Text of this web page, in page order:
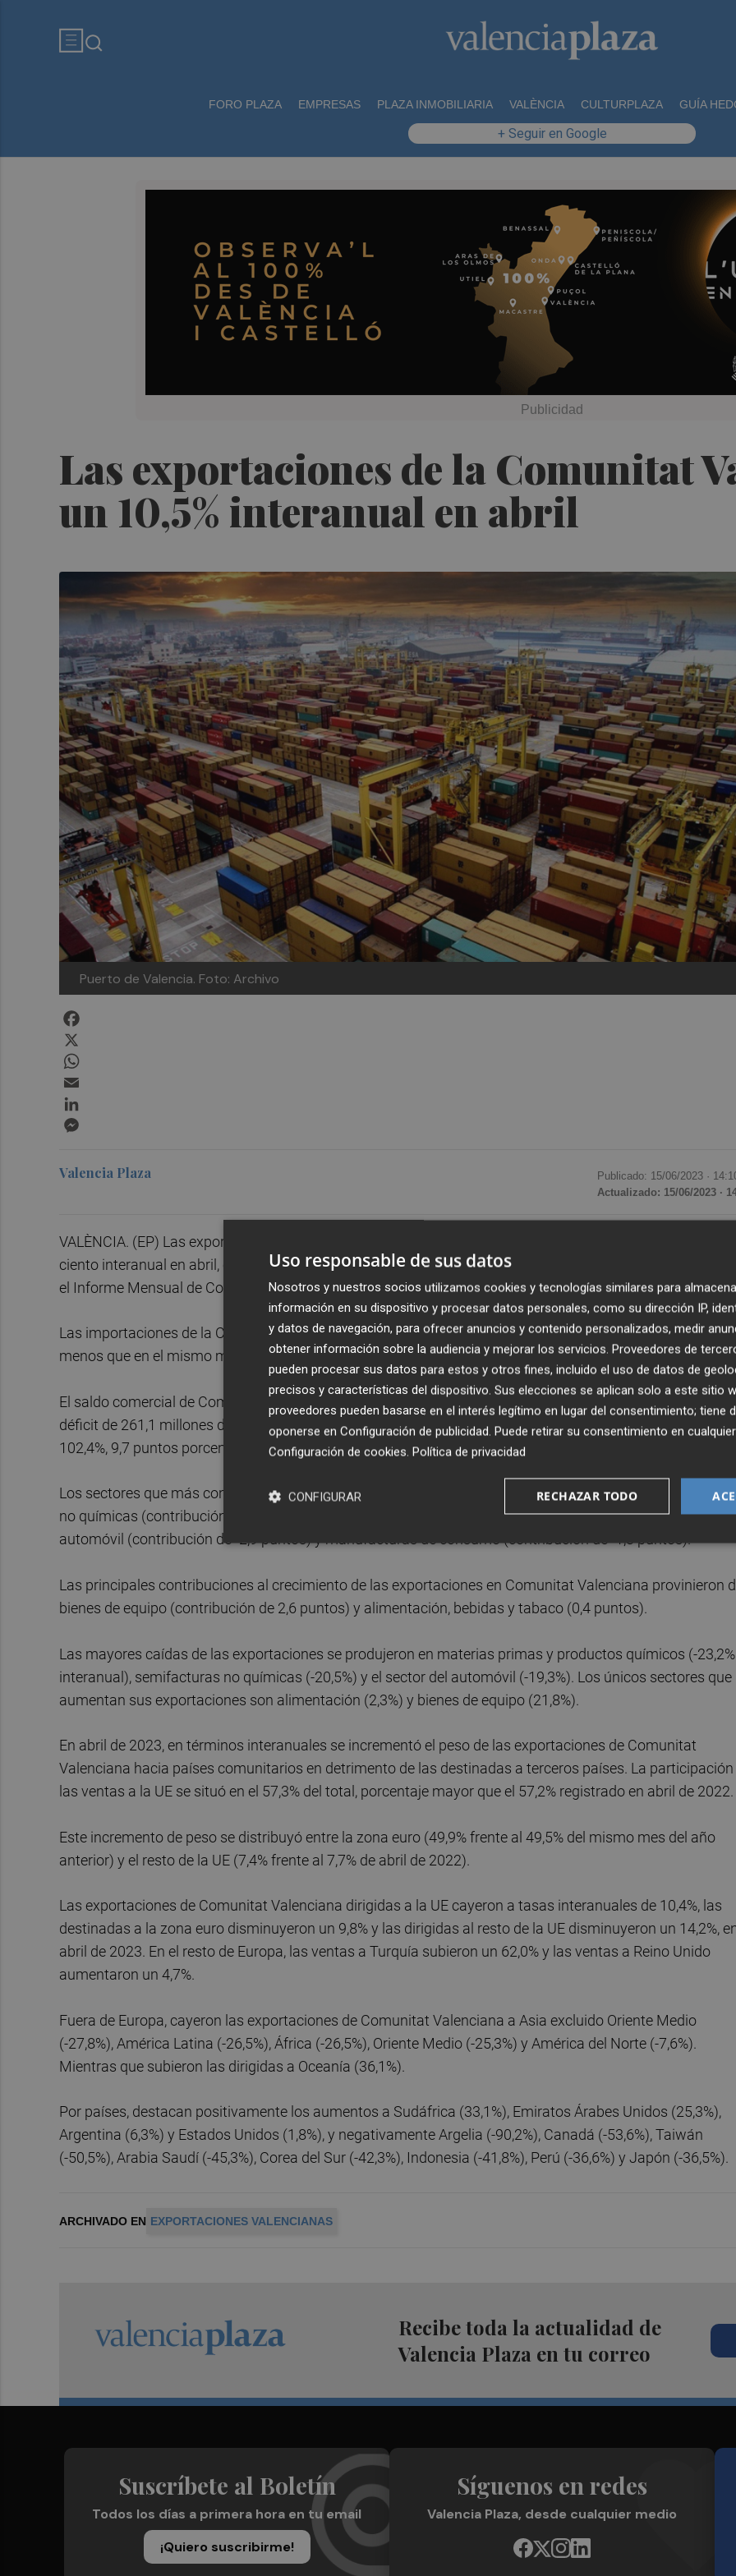
FORO PLAZA EMPRESAS PLAZA INMOBILIARIA VALÈNCIA CULTURPLAZA GUÍA
+ Seguir en Google
Las exportaciones de la Comunitat
un 10,5% interanual en abril
Puerto de Valencia. Foto: Archivo
Valencia Plaza Publicado: 15/06/2023 ·
Actualizado: 15/06/2023 ·
VALÈNCIA. (EP) Las exportaciones de mercancías de la Comunitat Valenciana han descendido un 10,5 por
ciento interanual en abril, con 2.965,3 millones de euros, lo que supone una caída mensual del 22,1%, según
el Informe Mensual de Comercio Exterior del Ministerio de Industria.
Las importaciones de la Comunitat Valenciana en abril de 2023 fueron de 2.896,3 millones de euros, un
menos que en el mismo mes del año pasado y un 9,2% menos que en marzo.
El saldo comercial de Comunitat Valenciana ha registrado un superávit de 69,0 millones de euros, con un
déficit de 261,1 millones de euros en el mismo mes del año anterior. La tasa de cobertura se ha situado
102,4%, 9,7 puntos porcentuales más que en abril de 2022 (92,7%).
Los sectores que más contribuyeron negativamente a las exportaciones fueron los de semimanufacturas
no químicas (contribución de -3,7 puntos), productos químicos (contribución de -3,5 puntos), sector
automóvil (contribución de -2,9 puntos) y manufacturas de consumo (contribución de -1,3 puntos).
Las principales contribuciones al crecimiento de las exportaciones en Comunitat Valenciana provinieron
bienes de equipo (contribución de 2,6 puntos) y alimentación, bebidas y tabaco (0,4 puntos).
Las mayores caídas de las exportaciones se produjeron en materias primas y productos químicos (-23,2%
interanual), semifacturas no químicas (-20,5%) y el sector del automóvil (-19,3%). Los únicos sectores que
aumentan sus exportaciones son alimentación (2,3%) y bienes de equipo (21,8%).
En abril de 2023, en términos interanuales se incrementó el peso de las exportaciones de Comunitat
Valenciana hacia países comunitarios en detrimento de las destinadas a terceros países. La participación
las ventas a la UE se situó en el 57,3% del total, porcentaje mayor que el 57,2% registrado en abril de 2022.
Este incremento de peso se distribuyó entre la zona euro (49,9% frente al 49,5% del mismo mes del año
anterior) y el resto de la UE (7,4% frente al 7,7% de abril de 2022).
Las exportaciones de Comunitat Valenciana dirigidas a la UE cayeron a tasas interanuales de 10,4%, las
destinadas a la zona euro disminuyeron un 9,8% y las dirigidas al resto de la UE disminuyeron un 14,2%,
abril de 2023. En el resto de Europa, las ventas a Turquía subieron un 62,0% y las ventas a Reino Unido
aumentaron un 4,7%.
Fuera de Europa, cayeron las exportaciones de Comunitat Valenciana a Asia excluido Oriente Medio
(-27,8%), América Latina (-26,5%), África (-26,5%), Oriente Medio (-25,3%) y América del Norte (-7,6%).
Mientras que subieron las dirigidas a Oceanía (36,1%).
Por países, destacan positivamente los aumentos a Sudáfrica (33,1%), Emiratos Árabes Unidos (25,3%),
Argentina (6,3%) y Estados Unidos (1,8%), y negativamente Argelia (-90,2%), Canadá (-53,6%), Taiwán
(-50,5%), Arabia Saudí (-45,3%), Corea del Sur (-42,3%), Indonesia (-41,8%), Perú (-36,6%) y Japón (-36,5%).
ARCHIVADO EN EXPORTACIONES VALENCIANAS
Recibe toda la actualidad de
Valencia Plaza en tu correo
Suscríbete al Boletín
Todos los días a primera hora en tu email
¡Quiero suscribirme!
Síguenos en redes
Valencia Plaza, desde cualquier medio
Uso responsable de sus datos
Nosotros y nuestros socios utilizamos cookies y tecnologías similares para
información en su dispositivo y procesar datos personales, como su dirección IP,
y datos de navegación, para ofrecer anuncios y contenido personalizados, medir
obtener información sobre la audiencia y mejorar los servicios. Proveedores de
pueden procesar sus datos para estos y otros fines, incluido el uso de datos de
precisos y características del dispositivo. Sus elecciones se aplican solo a este sitio
proveedores pueden basarse en el interés legítimo en lugar del consentimiento; tiene
oponerse en Configuración de publicidad. Puede retirar su consentimiento en
Configuración de cookies. Política de privacidad
RECHAZAR TODO
CONFIGURAR